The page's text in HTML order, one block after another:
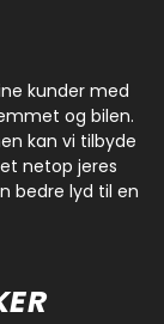
kunder med
og bilen.
kan vi tilbyde
netop jeres
bedre lyd til en